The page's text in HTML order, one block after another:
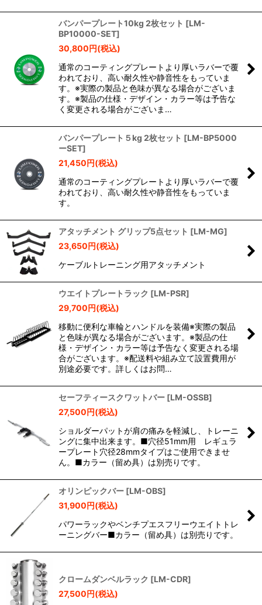
バンパープレート10kg 2枚セット [LM-
BP10000-SET]
30,800円(税込)
通常のコーティングプレートより厚いラバーで覆
われており、高い耐久性や静音性をもっていま
す。※実際の製品と色味が異なる場合がございま
す。※製品の仕様・デザイン・カラー等は予告な
く変更される場合がございま…
バンパープレート５kg 2枚セット [LM-BP5000
ーSET]
21,450円(税込)
通常のコーティングプレートより厚いラバーで覆
われており、高い耐久性や静音性をもっていま
す。
アタッチメント グリップ5点セット [LM-MG]
23,650円(税込)
ケーブルトレーニング用アタッチメント
ウエイトプレートラック [LM-PSR]
29,700円(税込)
移動に便利な車輪とハンドルを装備※実際の製品
と色味が異なる場合がございます。※製品の仕
様・デザイン・カラー等は予告なく変更される場
合がございます。※配送料や組み立て設置費用が
別途必要です。詳しくはお問…
セーフティースクワットバー [LM-OSSB]
27,500円(税込)
ショルダーパットが肩の痛みを軽減し、トレーニ
ングに集中出来ます。■穴径51mm用 レギュラ
ープレート穴径28mmタイプはご使用できませ
ん。■カラー（留め具）は別売りです。
オリンピックバー [LM-OBS]
31,900円(税込)
パワーラックやベンチプエスフリーウエイトトレ
ーニングバー■カラー（留め具）は別売りです。
クロームダンベルラック [LM-CDR]
27,500円(税込)